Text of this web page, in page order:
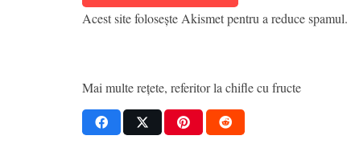
Acest site folosește Akismet pentru a reduce spamul.
Mai multe rețete, referitor lachifle cu fructe